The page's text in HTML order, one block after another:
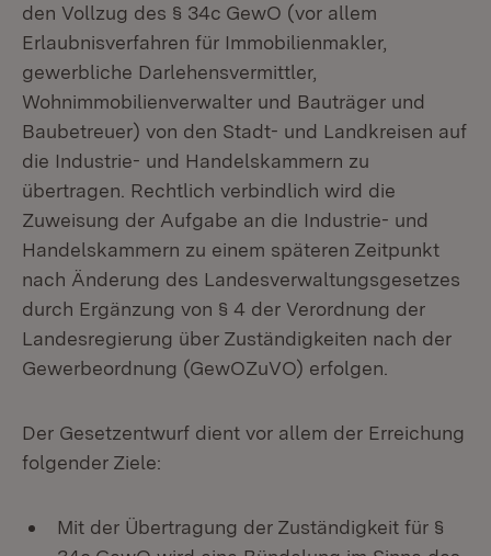
den Vollzug des § 34c GewO (vor allem
Erlaubnisverfahren für Immobilienmakler,
gewerbliche Darlehensvermittler,
Wohnimmobilienverwalter und Bauträger und
Baubetreuer) von den Stadt- und Landkreisen auf
die Industrie- und Handelskammern zu
übertragen. Rechtlich verbindlich wird die
Zuweisung der Aufgabe an die Industrie- und
Handelskammern zu einem späteren Zeitpunkt
nach Änderung des Landesverwaltungsgesetzes
durch Ergänzung von § 4 der Verordnung der
Landesregierung über Zuständigkeiten nach der
Gewerbeordnung (GewOZuVO) erfolgen.
Der Gesetzentwurf dient vor allem der Erreichung
folgender Ziele:
Mit der Übertragung der Zuständigkeit für §